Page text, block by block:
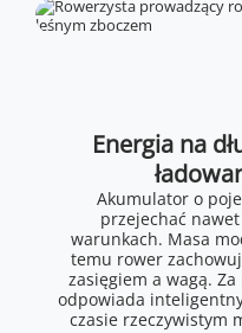
Energia na
Akumulator o
przejechać
warunkach. Masa
temu rower
zasięgiem a wagą.
odpowiada
czasie rzeczywistym